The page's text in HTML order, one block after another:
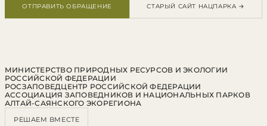
ОТПРАВИТЬ ОБРАЩЕНИЕ СТАРЫЙ САЙТ НАЦПАРКА →
МИНИСТЕРСТВО ПРИРОДНЫХ РЕСУРСОВ И ЭКОЛОГИИ
РОССИЙСКОЙ ФЕДЕРАЦИИ
РОСЗАПОВЕДЦЕНТР РОССИЙСКОЙ ФЕДЕРАЦИИ
АССОЦИАЦИЯ ЗАПОВЕДНИКОВ И НАЦИОНАЛЬНЫХ ПАРКОВ
АЛТАЙ-САЯНСКОГО ЭКОРЕГИОНА
РЕШАЕМ ВМЕСТЕ